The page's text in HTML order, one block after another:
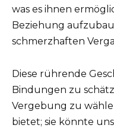
was es ihnen
Beziehung
schmerzhaften
Diese rührende
Bindungen zu
Vergebung zu
bietet; sie könnte